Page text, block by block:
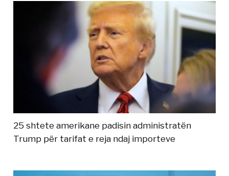
25 shtete amerikane padisin administratën
Trump për tarifat e reja ndaj importeve